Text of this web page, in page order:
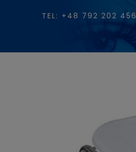
TEL: +48 792 202 456